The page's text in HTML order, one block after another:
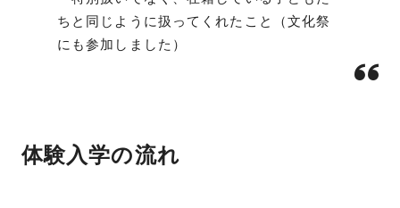
ちと同じように扱ってくれたこと（文化祭
にも参加しました）
体験入学の流れ